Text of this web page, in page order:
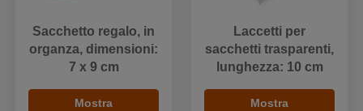
Sacchetto regalo, in
organza, dimensioni:
7 x 9 cm
Mostra
Laccetti per
sacchetti trasparenti,
lunghezza: 10 cm
Mostra